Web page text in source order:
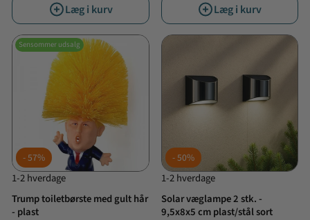
Læg i kurv Læg i kurv
Sensommer udsalg
57%
1-2 hverdage
Trump toiletbørste med gult hår
- plast
50%
1-2 hverdage
Solar væglampe 2 stk. -
9,5x8x5 cm plast/stål sort